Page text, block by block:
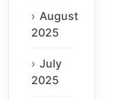
August
2025
July
2025